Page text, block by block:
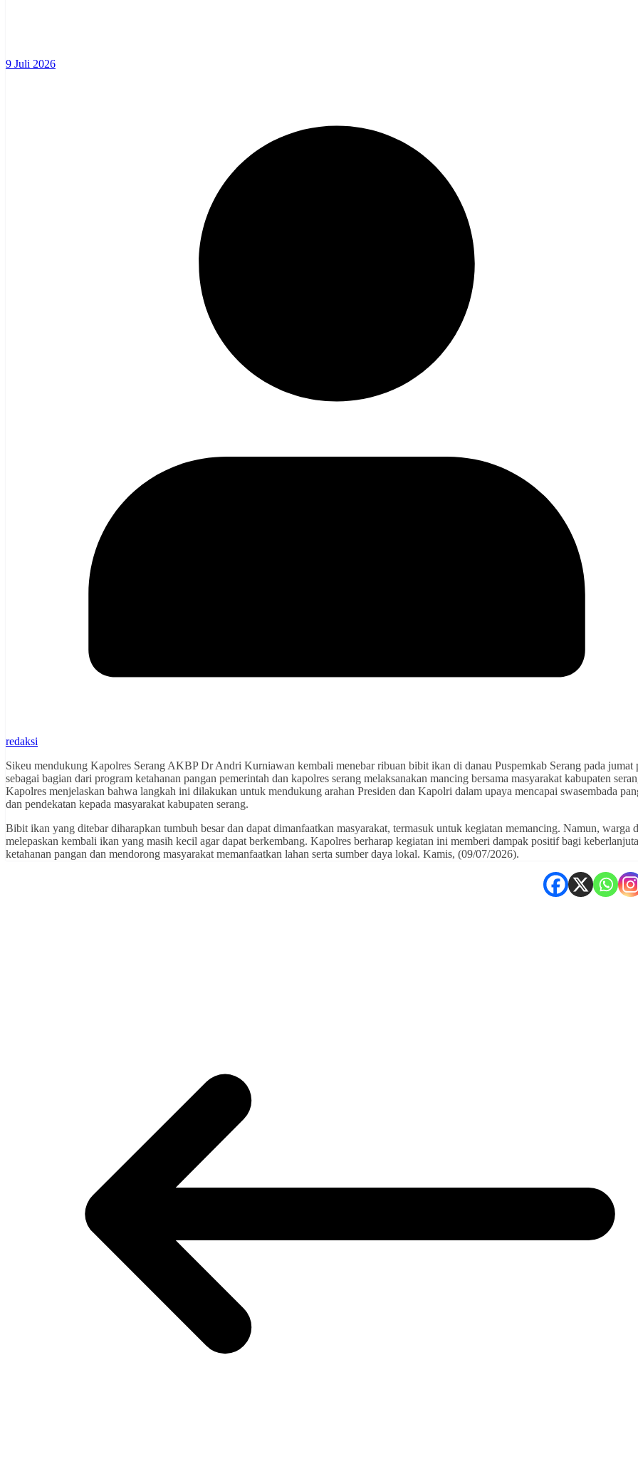
9 Juli 2026
redaksi
Sikeu mendukung Kapolres Serang AKBP Dr Andri Kurniawan kembali menebar ribuan bibit ikan di danau Puspemkab Serang pada jumat
sebagai bagian dari program ketahanan pangan pemerintah dan kapolres serang melaksanakan mancing bersama masyarakat kabupaten
Kapolres menjelaskan bahwa langkah ini dilakukan untuk mendukung arahan Presiden dan Kapolri dalam upaya mencapai swasembada
dan pendekatan kepada masyarakat kabupaten serang.
Bibit ikan yang ditebar diharapkan tumbuh besar dan dapat dimanfaatkan masyarakat, termasuk untuk kegiatan memancing. Namun, warga
melepaskan kembali ikan yang masih kecil agar dapat berkembang. Kapolres berharap kegiatan ini memberi dampak positif bagi
ketahanan pangan dan mendorong masyarakat memanfaatkan lahan serta sumber daya lokal. Kamis, (09/07/2026).